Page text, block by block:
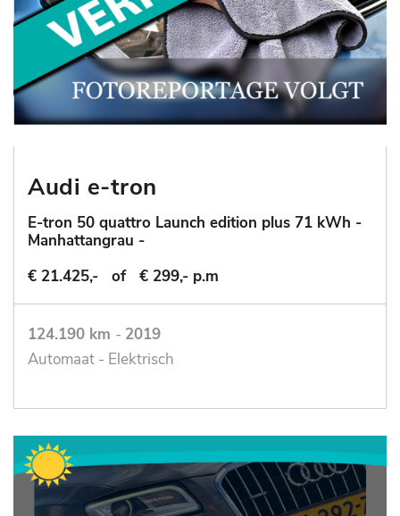
Audi e-tron
E-tron 50 quattro Launch edition plus 71 kWh -
Manhattangrau -
€ 21.425,-
of € 299,- p.m
124.190 km - 2019
Automaat - Elektrisch